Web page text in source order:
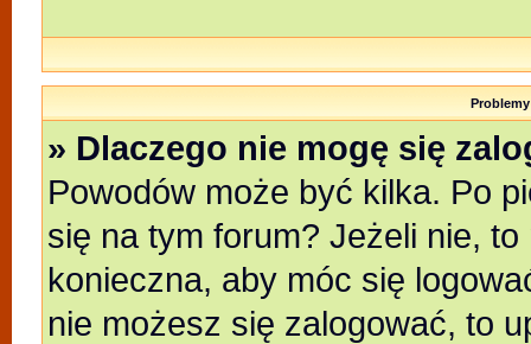
» Dlaczego nie mogę się
Powodów może być kilka. Po
się na tym forum? Jeżeli nie,
konieczna, aby móc się
nie możesz się zalogować, to